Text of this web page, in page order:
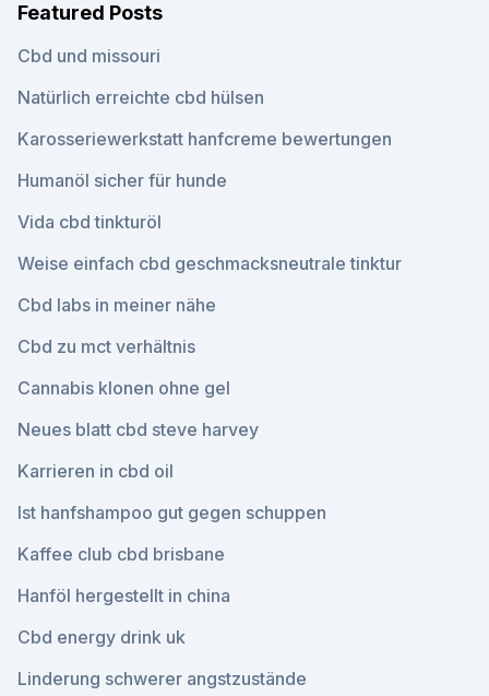
Featured Posts
Cbd und missouri
Natürlich erreichte cbd hülsen
Karosseriewerkstatt hanfcreme bewertungen
Humanöl sicher für hunde
Vida cbd tinkturöl
Weise einfach cbd geschmacksneutrale tinktur
Cbd labs in meiner nähe
Cbd zu mct verhältnis
Cannabis klonen ohne gel
Neues blatt cbd steve harvey
Karrieren in cbd oil
Ist hanfshampoo gut gegen schuppen
Kaffee club cbd brisbane
Hanföl hergestellt in china
Cbd energy drink uk
Linderung schwerer angstzustände